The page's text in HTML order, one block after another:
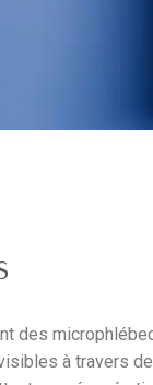
des
à travers